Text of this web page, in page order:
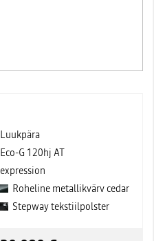
Luukpära
Eco-G 120hj AT
expression
Roheline metallikvärv cedar
Stepway tekstiilpolster